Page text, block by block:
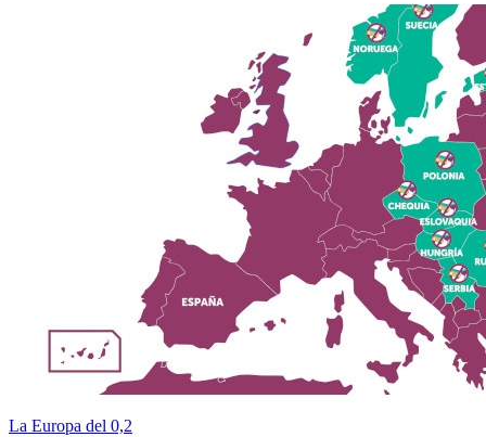
La Europa del 0,2